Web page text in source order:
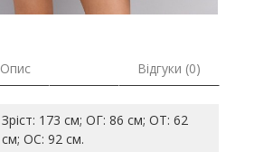
Опис Відгуки (0)
Зріст: 173 см; ОГ: 86 см; ОТ: 62
см; ОС: 92 см.